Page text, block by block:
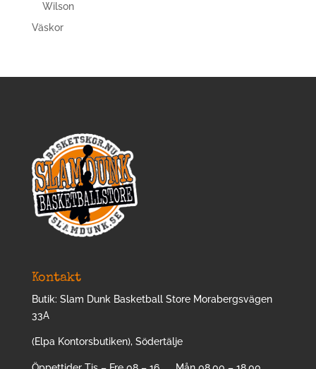
Wilson
Väskor
Kontakt
Butik: Slam Dunk Basketball Store Morabergsvägen
33A
(Elpa Kontorsbutiken), Södertälje